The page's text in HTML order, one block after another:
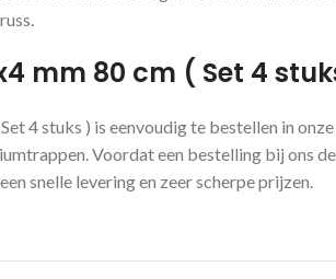
mm 80 cm ( Set 4
4 stuks ) is eenvoudig te bestellen in
Voordat een bestelling bij ons
snelle levering en zeer scherpe prijzen.